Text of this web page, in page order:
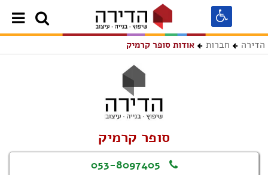
הדירה חברות אודות סופר קרמיק
סופר קרמיק
053-8097405